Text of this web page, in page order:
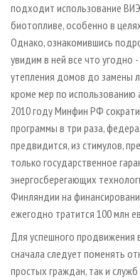
подходит использование
биотопливе, особенно в
Однако, ознакомившись
увидим в ней все что угодно
утепления домов до замены
кроме мер по использованию
2010 году Минфин РФ
программы в три раза,
предвидится, из стимулов,
только государственное
энергосберегающих
Финляндии на
ежегодно тратится 100 млн
Для успешного продвижения
сначала следует поменять
простых граждан, так и